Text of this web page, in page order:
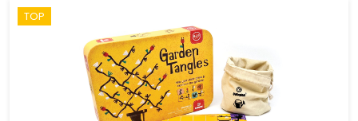
TOP